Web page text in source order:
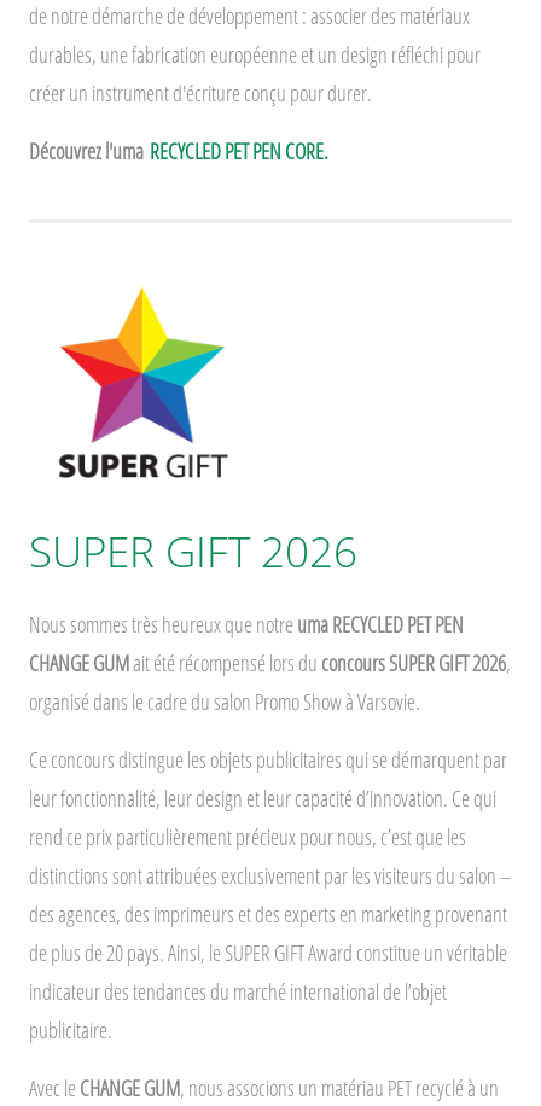
de notre démarche de développement : associer des matériaux
durables, une fabrication européenne et un design réfléchi pour
créer un instrument d'écriture conçu pour durer.
Découvrez l'uma RECYCLED PET PEN CORE.
SUPER GIFT 2026
Nous sommes très heureux que notre uma RECYCLED PET PEN
CHANGE GUMait été récompensé lors du concours SUPER GIFT 2026,
organisé dans le cadre du salon Promo Show à Varsovie.
Ce concours distingue les objets publicitaires qui se démarquent par
leur fonctionnalité, leur design et leur capacité d’innovation. Ce qui
rend ce prix particulièrement précieux pour nous, c’est que les
distinctions sont attribuées exclusivement par les visiteurs du salon –
des agences, des imprimeurs et des experts en marketing provenant
de plus de 20 pays. Ainsi, le SUPER GIFT Award constitue un véritable
indicateur des tendances du marché international de l’objet
publicitaire.
Avec le CHANGE GUM, nous associons un matériau PET recyclé à un